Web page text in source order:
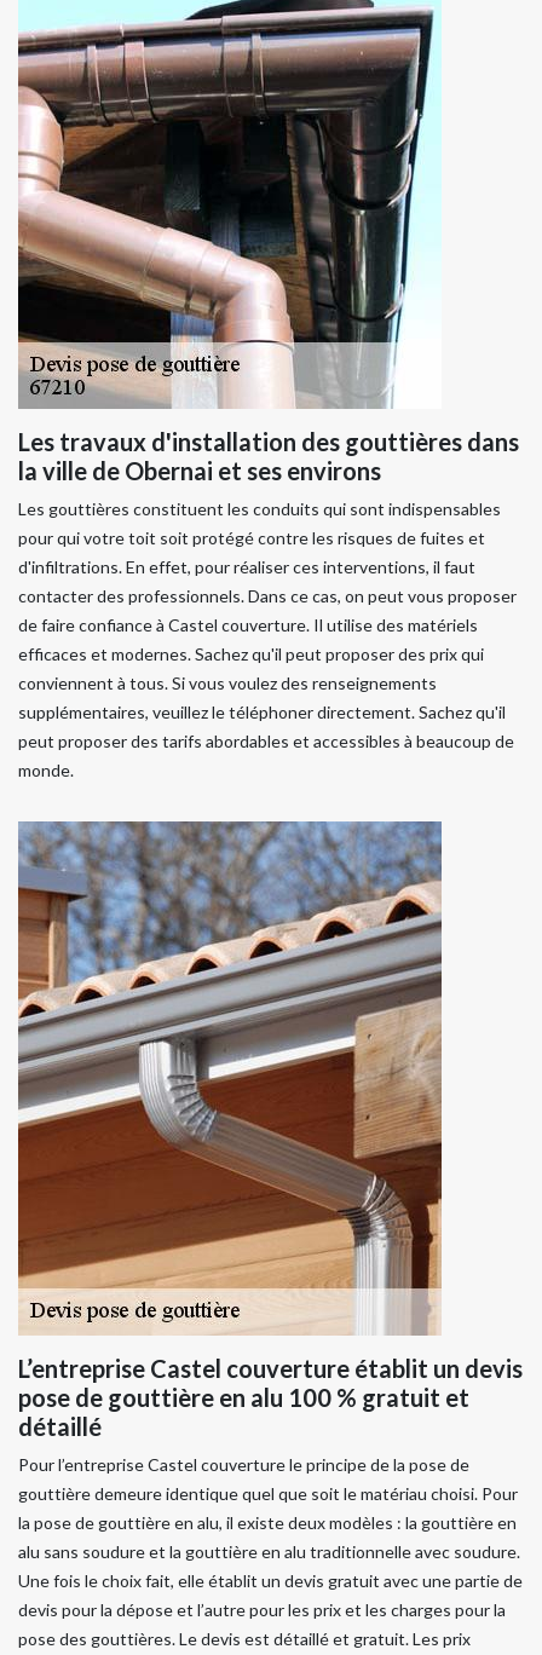
Les travaux d'installation des gouttières dans
la ville de Obernai et ses environs
Les gouttières constituent les conduits qui sont indispensables
pour qui votre toit soit protégé contre les risques de fuites et
d'infiltrations. En effet, pour réaliser ces interventions, il faut
contacter des professionnels. Dans ce cas, on peut vous proposer
de faire confiance à Castel couverture. Il utilise des matériels
efficaces et modernes. Sachez qu'il peut proposer des prix qui
conviennent à tous. Si vous voulez des renseignements
supplémentaires, veuillez le téléphoner directement. Sachez qu'il
peut proposer des tarifs abordables et accessibles à beaucoup de
monde.
L’entreprise Castel couverture établit un devis
pose de gouttière en alu 100 % gratuit et
détaillé
Pour l’entreprise Castel couverture le principe de la pose de
gouttière demeure identique quel que soit le matériau choisi. Pour
la pose de gouttière en alu, il existe deux modèles : la gouttière en
alu sans soudure et la gouttière en alu traditionnelle avec soudure.
Une fois le choix fait, elle établit un devis gratuit avec une partie de
devis pour la dépose et l’autre pour les prix et les charges pour la
pose des gouttières. Le devis est détaillé et gratuit. Les prix